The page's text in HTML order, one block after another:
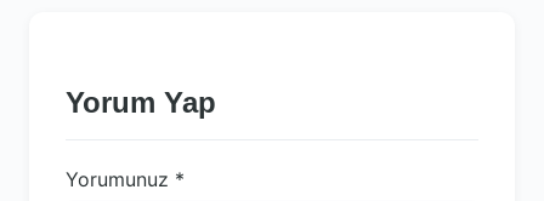
Yorum Yap
Yorumunuz *